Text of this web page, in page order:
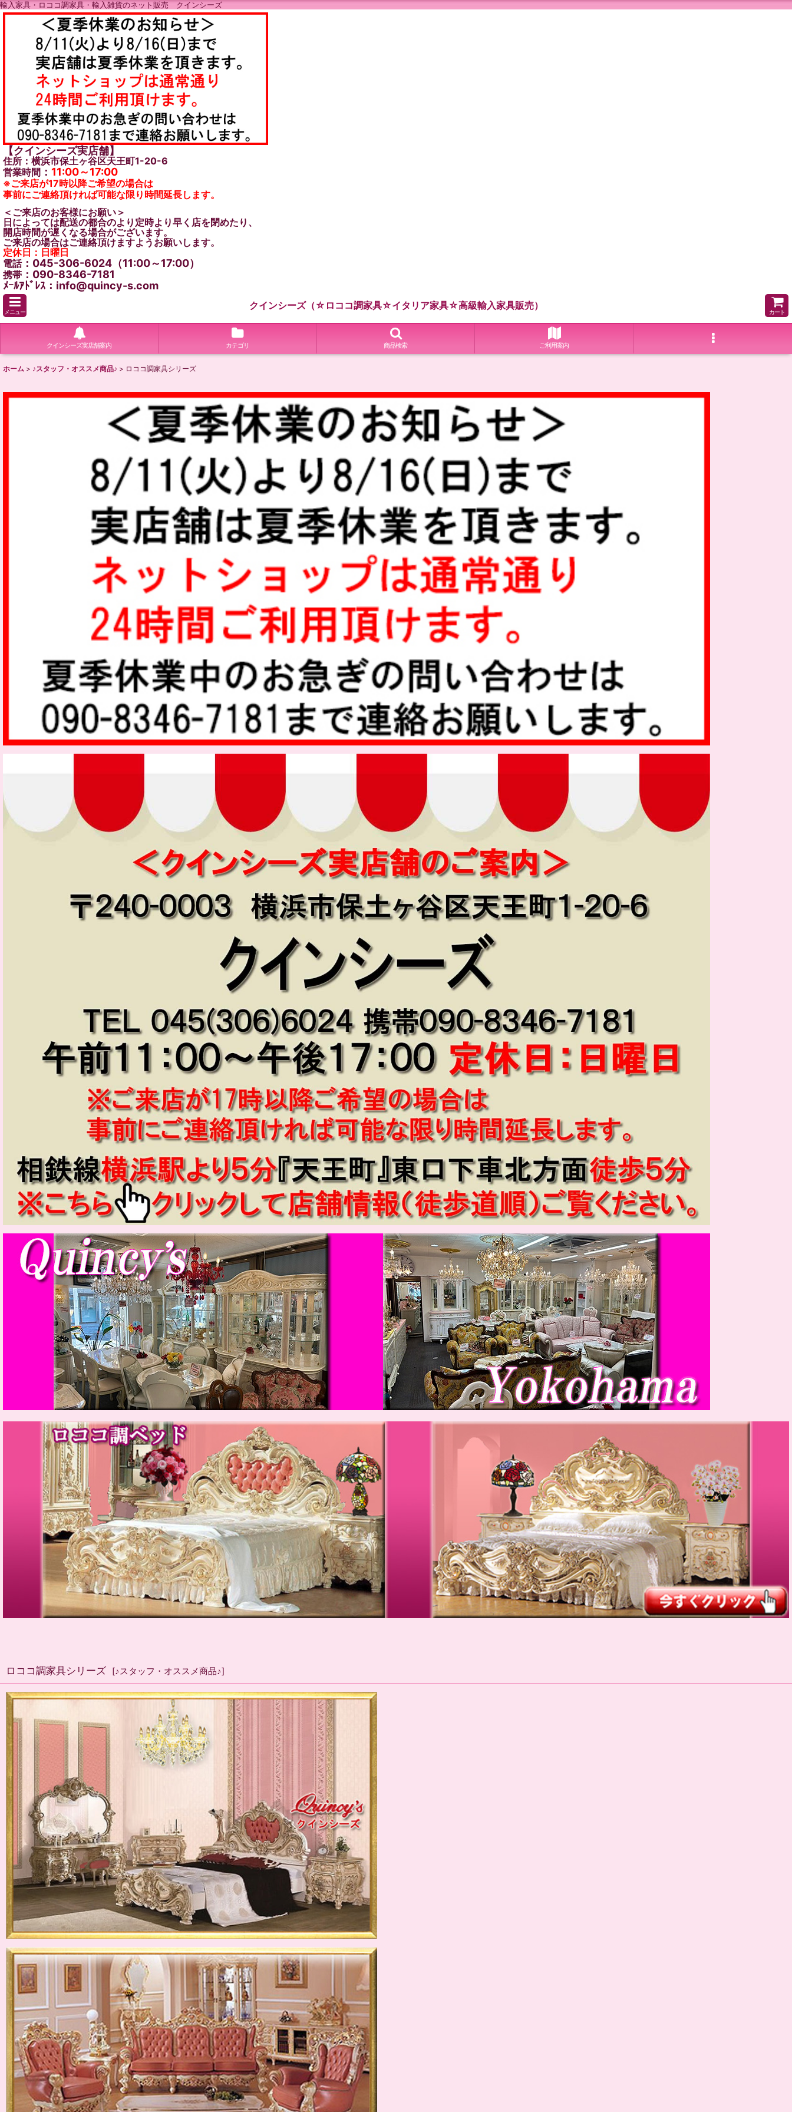
輸入家具・ロココ調家具・輸入雑貨のネット販売 クインシーズ
【クインシーズ実店舗】
住所：横浜市保土ヶ谷区天王町1-20-6
営業時間 ： 11:00～17:00
※ご来店が17時以降ご希望の場合は
事前にご連絡頂ければ可能な限り時間延長します。
＜ご来店のお客様にお願い＞
日によっては配送の都合のより定時より早く店を閉めたり、
開店時間が遅くなる場合がございます。
ご来店の場合はご連絡頂けますようお願いします。
定休日：日曜日
電話：045-306-6024（11:00～17:00）
携帯 ：090-8346-7181
ﾒｰﾙｱﾄﾞﾚｽ：info@quincy-s.com
メニュー
クインシーズ（☆ロココ調家具☆イタリア家具☆高級輸入家具販売）
カート
クインシーズ実店舗案内 カテゴリ 商品検索 ご利用案内
ホーム > ♪スタッフ・オススメ商品♪ > ロココ調家具シリーズ
ロココ調家具シリーズ [♪スタッフ・オススメ商品♪]